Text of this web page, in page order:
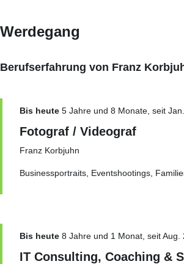
Werdegang
Berufserfahrung von Franz
Bis heute 5 Jahre und 8 Monate, seit
Fotograf / Videograf
Franz Korbjuhn
Businessportraits, Eventshootings,
Bis heute 8 Jahre und 1 Monat, seit Aug.
IT Consulting, Coaching &